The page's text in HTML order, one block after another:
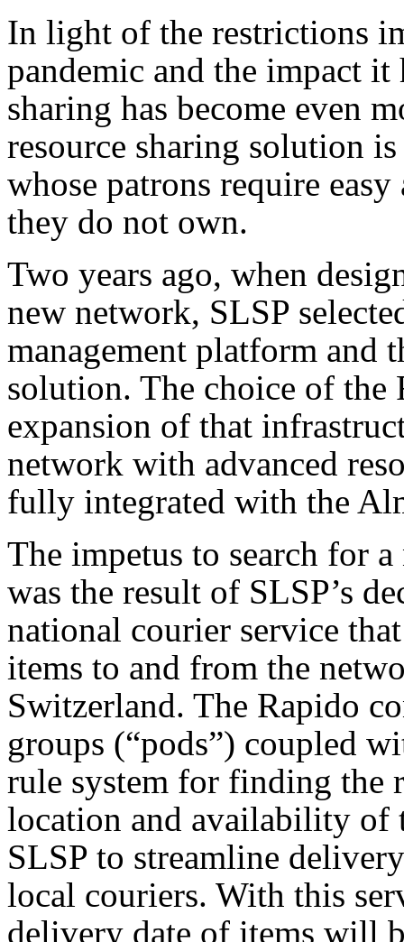
In light of the restrictions
pandemic and the impact
sharing has become even
resource sharing solution
whose patrons require
they do not own.
Two years ago, when
new network, SLSP
management platform
solution. The choice of the
expansion of that
network with advanced
fully integrated with the
The impetus to search for
was the result of SLSP’s
national courier service
items to and from the
Switzerland. The Rapido
groups (“pods”) coupled
rule system for finding the
location and availability of
SLSP to streamline
local couriers. With this
delivery date of items will